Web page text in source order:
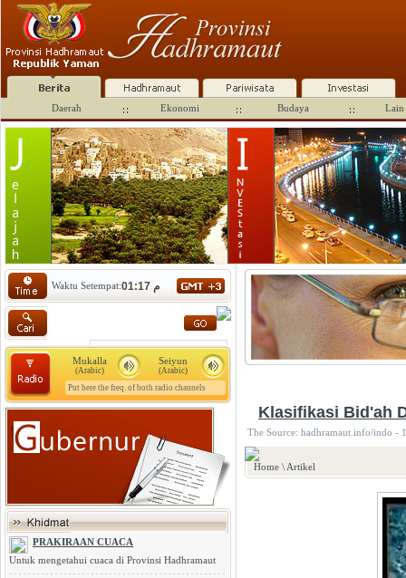
Daerah Ekonomi Budaya Lain
Waktu Setempat: 01:17 م
Seiyun
(Arabic)
Mukalla
(Arabic)
Put here the freq. of both radio channels
PRAKIRAAN CUACA
Untuk mengetahui cuaca di Provinsi Hadhramaut
Klasifikasi Bid'ah
The Source: hadhramaut.info/indo -
Home \ Artikel